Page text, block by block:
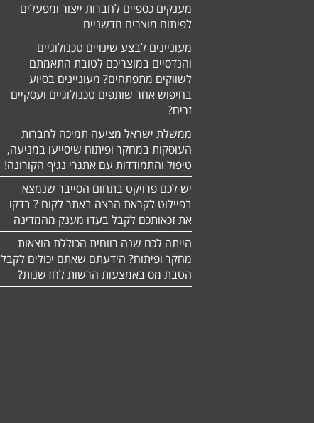
מענקים כספיים לחברות ייצור ומפעלים
לפיתוח מוצרים חדשניים
מעוניינים לבצע שינויים טכנולוגיים
והנדסיים במוצריכם לטובת התאמתם
לשווקים מתפתחים? מעוניינים בסיוע
בחיפוש אחר שותפים טכנולוגיים ועסקיים
זרים?
ממשלת ישראל מציעה תמיכה לחברות
העוסקות במחקר ופיתוח שיסייעו במניעה,
טיפול והתמודדות עם אתגרי נגיף הקורונה!
יש לכם פרויקט בתחום הסייבר שנמצא
בפיילוט לקראת הרצה באתר לקוח ? בדקו
את זכאותכם לקבל בעדו מענק מהמדינה
הייתה לכם שנה רווחית הכוללת הוצאות
מחקר ופיתוח? הידעתם שאתם יכולים לקבל
הטבת מס באמצעות הרשות לחדשנות?